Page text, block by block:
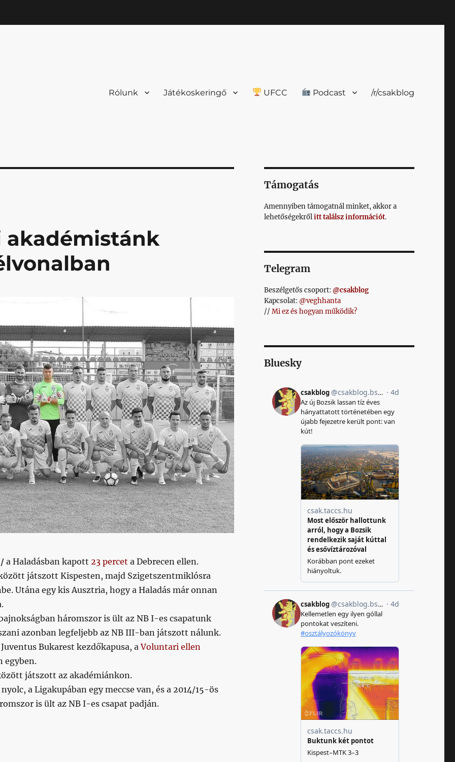
Rólunk Játékoskeringő UFCC Podcast /r/csakblog
akadémistánk
a Haladásban kapott 23 percet a Debrecen ellen.
játszott Kispesten, majd Szigetszentmiklósra
Utána egy kis Ausztria, hogy a Haladás már onnan
háromszor is ült az NB I-es csapatunk
azonban legfeljebb az NB III-ban játszott nálunk.
Juventus Bukarest kezdőkapusa, aVoluntari ellen
egyben.
játszott az akadémiánkon.
a Ligakupában egy meccse van, és a 2014/15-ös
is ült az NB I-es csapat padján.
akadémistánk debütált idén az élvonalban”
Támogatás
Amennyiben támogatnál minket, akkor a
lehetőségekrőlitt találsz információt.
Telegram
Beszélgetős csoport: @csakblog
Kapcsolat: @veghhanta
// Mi ez és hogyan működik?
Bluesky